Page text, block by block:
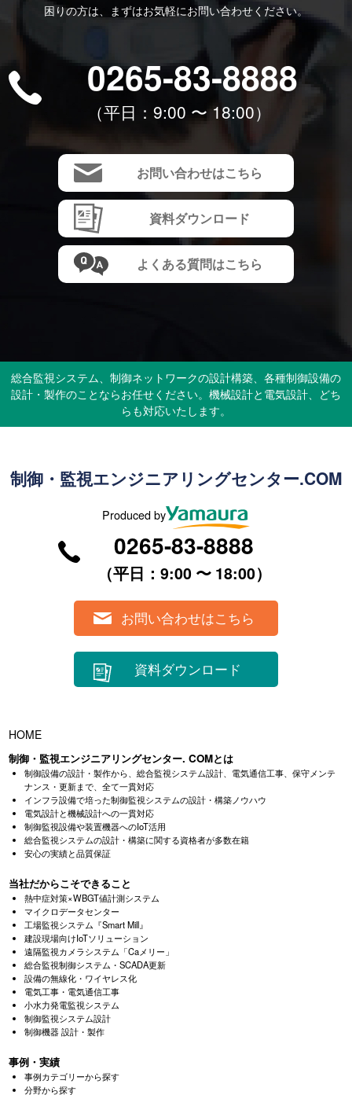
困りの方は、まずはお気軽にお問い合わせください。
0265-83-8888
（平⽇：9:00 〜 18:00）
お問い合わせはこちら
資料ダウンロード
よくある質問はこちら
総合監視システム、制御ネットワークの設計構築、各種制御設備の
設計・製作のことならお任せください。機械設計と電気設計、どち
らも対応いたします。
制御・監視エンジニアリングセンター.COM
Produced by
0265-83-8888
（平⽇：9:00 〜 18:00）
お問い合わせはこちら
資料ダウンロード
HOME
制御・監視エンジニアリングセンター. COMとは
制御設備の設計・製作から、総合監視システム設計、電気通信工事、保守メンテ
ナンス・更新まで、全て一貫対応
インフラ設備で培った制御監視システムの設計・構築ノウハウ
電気設計と機械設計への一貫対応
制御監視設備や装置機器へのIoT活用
総合監視システムの設計・構築に関する資格者が多数在籍
安心の実績と品質保証
当社だからこそできること
熱中症対策×WBGT値計測システム
マイクロデータセンター
工場監視システム『Smart Mill』
建設現場向けIoTソリューション
遠隔監視カメラシステム「Caメリー」
総合監視制御システム・SCADA更新
設備の無線化・ワイヤレス化
電気工事・電気通信工事
小水力発電監視システム
制御監視システム設計
制御機器 設計・製作
事例・実績
事例カテゴリーから探す
分野から探す